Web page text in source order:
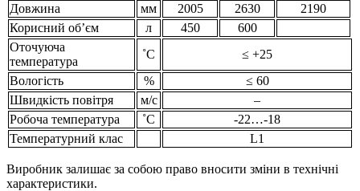
Довжина
мм 2005 2630
2190
Корисний об’єм
л 450
600
Оточуюча
температура
˚С
≤ +25
Вологість
%
≤ 60
Швидкість повітря
м/с
–
Робоча температура
˚С
-22…-18
Температурний клас
L1
Виробник залишає за собою право вносити зміни в технічні
характеристики.